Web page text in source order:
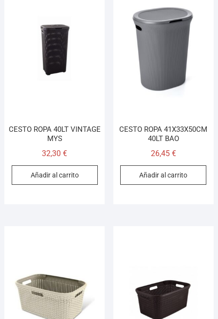
CESTO ROPA 40LT VINTAGE
MYS
32,30€
Añadir al carrito
CESTO ROPA 41X33X50CM
40LT BAO
26,45 €
Añadir al carrito